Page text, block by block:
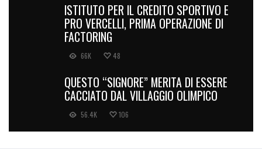
ISTITUTO PER IL CREDITO SPORTIVO E
PRO VERCELLI, PRIMA OPERAZIONE DI
FACTORING
66K 48
QUESTO “SIGNORE” MERITA DI ESSERE
CACCIATO DAL VILLAGGIO OLIMPICO
56.4K 106